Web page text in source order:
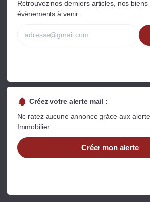
Retrouvez nos derniers articles, nos
évènements à venir.
Créez votre alerte mail :
Ne ratez aucune annonce grâce aux
Immobilier.
Créer mon alerte